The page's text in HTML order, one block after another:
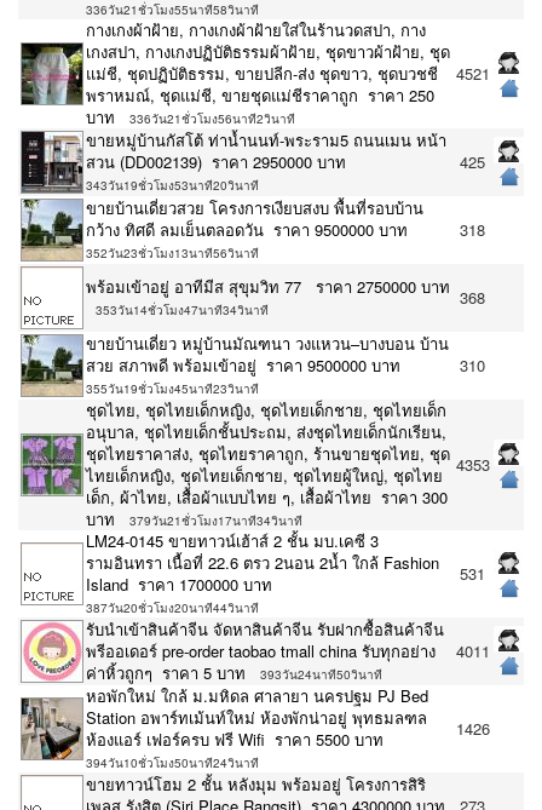
336วัน21ชั่วโมง55นาที58วินาที
กางเกงผ้าฝ้าย, กางเกงผ้าฝ้ายใส่ในร้านวดสปา, กาง
เกงสปา, กางเกงปฏิบัติธรรมผ้าฝ้าย, ชุดขาวผ้าฝ้าย, ชุด
แม่ชี, ชุดปฏิบัติธรรม, ขายปลีก-ส่ง ชุดขาว, ชุดบวชชี
พราหมณ์, ชุดแม่ชี, ขายชุดแม่ชีราคาถูก ราคา 250
บาท
336วัน21ชั่วโมง56นาที2วินาที
4521
ขายหมู่บ้านกัสโต้​ ท่าน้ำนนท์-พระราม5 ถนนเมน หน้า
สวน (DD002139) ราคา 2950000 บาท
343วัน19ชั่วโมง53นาที20วินาที
425
ขายบ้านเดี่ยวสวย โครงการเงียบสงบ พื้นที่รอบบ้าน
กว้าง ทิศดี ลมเย็นตลอดวัน ราคา 9500000 บาท
352วัน23ชั่วโมง13นาที56วินาที
318
พร้อมเข้าอยู่ อาทีมีส สุขุมวิท 77 ราคา 2750000 บาท
353วัน14ชั่วโมง47นาที34วินาที
368
ขายบ้านเดี่ยว หมู่บ้านมัณฑนา วงแหวน–บางบอน บ้าน
สวย สภาพดี พร้อมเข้าอยู่ ราคา 9500000 บาท
355วัน19ชั่วโมง45นาที23วินาที
310
ชุดไทย, ชุดไทยเด็กหญิง, ชุดไทยเด็กชาย, ชุดไทยเด็ก
อนุบาล, ชุดไทยเด็กชั้นประถม, ส่งชุดไทยเด็กนักเรียน,
ชุดไทยราคาส่ง, ชุดไทยราคาถูก, ร้านขายชุดไทย, ชุด
ไทยเด็กหญิง, ชุดไทยเด็กชาย, ชุดไทยผู้ใหญ่, ชุดไทย
เด็ก, ผ้าไทย, เสื้อผ้าแบบไทย ๆ, เสื้อผ้าไทย ราคา 300
บาท
379วัน21ชั่วโมง17นาที34วินาที
4353
LM24-0145 ขายทาวน์เฮ้าส์ 2 ชั้น มบ.เคซี 3
รามอินทรา เนื้อที่ 22.6 ตรว 2นอน 2น้ำ ใกล้ Fashion
Island ราคา 1700000 บาท
387วัน20ชั่วโมง20นาที44วินาที
531
รับนำเข้าสินค้าจีน จัดหาสินค้าจีน รับฝากซื้อสินค้าจีน
พรีออเดอร์ pre-order taobao tmall china รับทุกอย่าง
ค่าหิ้วถูกๆ ราคา 5 บาท
393วัน24นาที50วินาที
4011
หอพักใหม่ ใกล้ ม.มหิดล ศาลายา นครปฐม PJ Bed
Station อพาร์ทเม้นท์ใหม่ ห้องพักน่าอยู่ พุทธมลฑล
ห้องแอร์ เฟอร์ครบ ฟรี Wifi ราคา 5500 บาท
394วัน10ชั่วโมง50นาที24วินาที
1426
ขายทาวน์โฮม 2 ชั้น หลังมุม พร้อมอยู่ โครงการสิริ